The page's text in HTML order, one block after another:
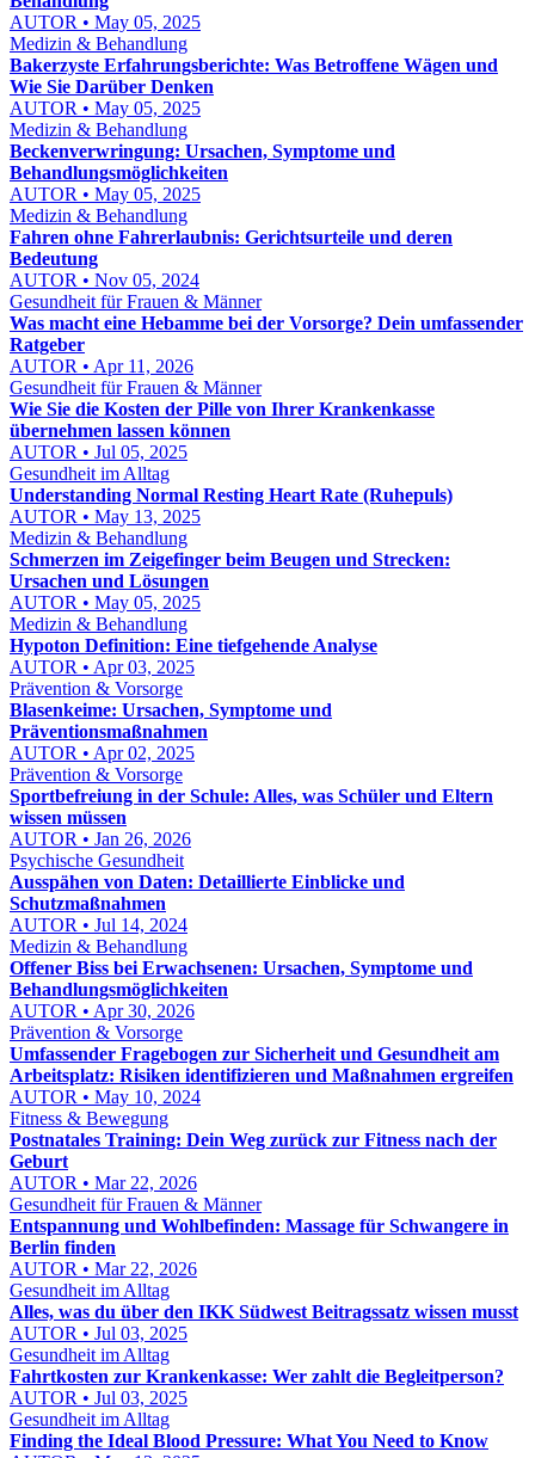
AUTOR • May 05, 2025
Medizin & Behandlung
Bakerzyste Erfahrungsberichte: Was Betroffene Wägen und
Wie Sie Darüber Denken
AUTOR • May 05, 2025
Medizin & Behandlung
Beckenverwringung: Ursachen, Symptome und
Behandlungsmöglichkeiten
AUTOR • May 05, 2025
Medizin & Behandlung
Fahren ohne Fahrerlaubnis: Gerichtsurteile und deren
Bedeutung
AUTOR • Nov 05, 2024
Gesundheit für Frauen & Männer
Was macht eine Hebamme bei der Vorsorge? Dein umfassender
Ratgeber
AUTOR • Apr 11, 2026
Gesundheit für Frauen & Männer
Wie Sie die Kosten der Pille von Ihrer Krankenkasse
übernehmen lassen können
AUTOR • Jul 05, 2025
Gesundheit im Alltag
Understanding Normal Resting Heart Rate (Ruhepuls)
AUTOR • May 13, 2025
Medizin & Behandlung
Schmerzen im Zeigefinger beim Beugen und Strecken:
Ursachen und Lösungen
AUTOR • May 05, 2025
Medizin & Behandlung
Hypoton Definition: Eine tiefgehende Analyse
AUTOR • Apr 03, 2025
Prävention & Vorsorge
Blasenkeime: Ursachen, Symptome und
Präventionsmaßnahmen
AUTOR • Apr 02, 2025
Prävention & Vorsorge
Sportbefreiung in der Schule: Alles, was Schüler und Eltern
wissen müssen
AUTOR • Jan 26, 2026
Psychische Gesundheit
Ausspähen von Daten: Detaillierte Einblicke und
Schutzmaßnahmen
AUTOR • Jul 14, 2024
Medizin & Behandlung
Offener Biss bei Erwachsenen: Ursachen, Symptome und
Behandlungsmöglichkeiten
AUTOR • Apr 30, 2026
Prävention & Vorsorge
Umfassender Fragebogen zur Sicherheit und Gesundheit am
Arbeitsplatz: Risiken identifizieren und Maßnahmen ergreifen
AUTOR • May 10, 2024
Fitness & Bewegung
Postnatales Training: Dein Weg zurück zur Fitness nach der
Geburt
AUTOR • Mar 22, 2026
Gesundheit für Frauen & Männer
Entspannung und Wohlbefinden: Massage für Schwangere in
Berlin finden
AUTOR • Mar 22, 2026
Gesundheit im Alltag
Alles, was du über den IKK Südwest Beitragssatz wissen musst
AUTOR • Jul 03, 2025
Gesundheit im Alltag
Fahrtkosten zur Krankenkasse: Wer zahlt die Begleitperson?
AUTOR • Jul 03, 2025
Gesundheit im Alltag
Finding the Ideal Blood Pressure: What You Need to Know